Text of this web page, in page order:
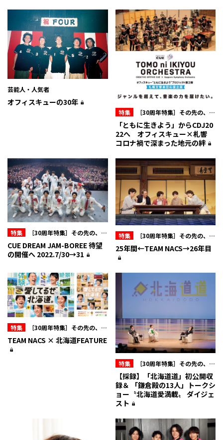
芸能人・人気者
オフィスキューの30年
特集
［30周年特集］その先の、オ
フィスキュー
「ともに生きよう」からCDJ20
22へ オフィスキュー×札響
コロナ禍で深まった地元の絆
特集
［30周年特集］その先の、オ
フィスキュー
CUE DREAM JAM-BOREE 待望
の開催へ 2022.7/30→31
特集
［30周年特集］その先の、オ
フィスキュー
25年間←TEAM NACS→26年目
特集
［30周年特集］その先の、オ
フィスキュー
TEAM NACS × 北海道FEATURE
特集
［30周年特集］その先の、オ
フィスキュー
【採録】「北海道道」初公開収
録＆ 「鎌倉殿の13人」トークシ
ョー〝北海道愛満載〟 ダイジェ
スト